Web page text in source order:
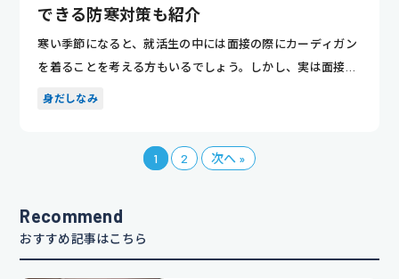
できる防寒対策も紹介
寒い季節になると、就活生の中には面接の際にカーディガン
を着ることを考える方もいるでしょう。しかし、実は面接で
はカーディガ...
身だしなみ
1 2 次へ »
Recommend
おすすめ記事はこちら